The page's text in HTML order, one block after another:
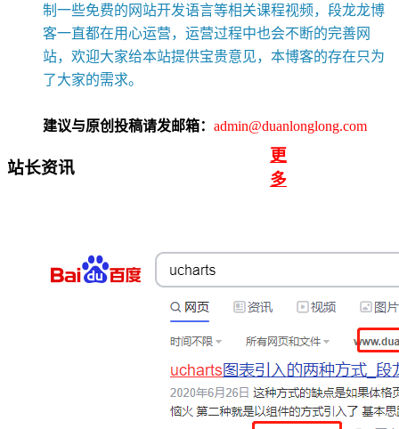
制一些免费的网站开发语言等相关课程视频，段龙龙博
客一直都在用心运营，运营过程中也会不断的完善网
站，欢迎大家给本站提供宝贵意见，本博客的存在只为
了大家的需求。
建议与原创投稿请发邮箱： admin@duanlonglong.com
站长资讯
更
多